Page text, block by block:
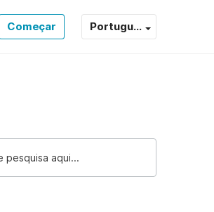
Começar Portugu...